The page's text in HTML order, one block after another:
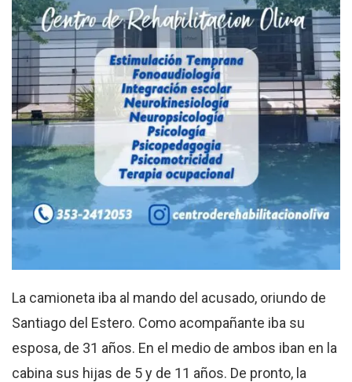
La camioneta iba al mando del acusado, oriundo de
Santiago del Estero. Como acompañante iba su
esposa, de 31 años. En el medio de ambos iban en la
cabina sus hijas de 5 y de 11 años. De pronto, la